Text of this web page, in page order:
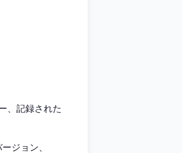
、記録された
ジョン、